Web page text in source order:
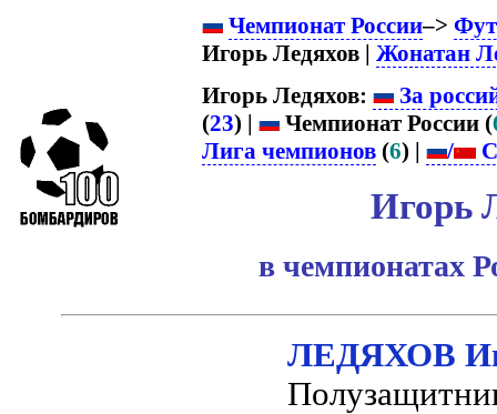
Чемпионат России–>
Игорь Ледяхов | Жонатан
Игорь Ледяхов:
За
(23) | Чемпионат России (
Лига чемпионов (6) | /
Игорь
в чемпионатах
ЛЕДЯХОВ